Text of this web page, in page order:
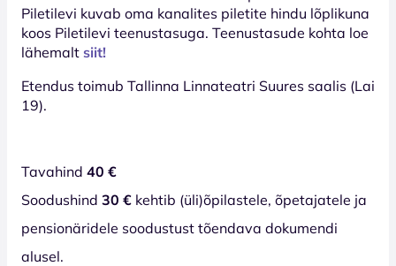
Piletilevi kuvab oma kanalites piletite hindu lõplikuna
koos Piletilevi teenustasuga. Teenustasude kohta loe
lähemalt siit!
Etendus toimub Tallinna Linnateatri Suures saalis (Lai
19).
Tavahind 40 €
Soodushind 30 € kehtib (üli)õpilastele, õpetajatele ja
pensionäridele soodustust tõendava dokumendi
alusel.